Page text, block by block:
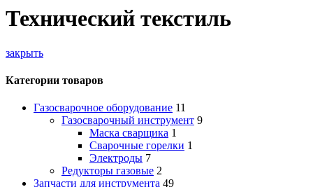
Технический текстиль
закрыть
Категории товаров
Газосварочное оборудование 11
Газосварочный инструмент 9
Маска сварщика 1
Сварочные горелки 1
Электроды 7
Редукторы газовые 2
Запчасти для инструмента 49